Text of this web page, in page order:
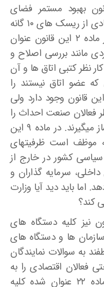
بهبود مستمر فضای
کسب و کار اجرا می­شد تا حد زیادی از ریسک­ های ۱۰ گانه
صنعت احداث کاسته می­شد. در ماده ۲ این قانون عنوان
مانند بررسی اصلاح و
نظر کتبی اتاق ها و آن
عضو اتاق نیستند را
قانون وجود دارد ولی
فعالان صنعت احداث را
درباره امور و قوانین ساخت و ساز می­گیرند. در ماده ۹ این
موظف است ظرفیت­های
کشور در خارج از
سرمایه­ گذاران و
اما باید دید آیا وزارت
کند؟
۱۵ این قانون نیز کلیه دستگاه های
ها و دستگاه های
به سوالات نمایندگان
فعالان اقتصادی را به
دفاتر خود راه نمی­ دهند. در ماده ۲۲ عنوان شده کلیه